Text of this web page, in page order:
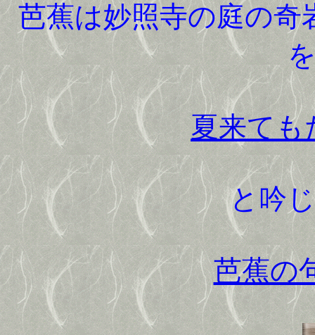
芭蕉は妙照寺の庭の奇
夏来ても
と吟
芭蕉の